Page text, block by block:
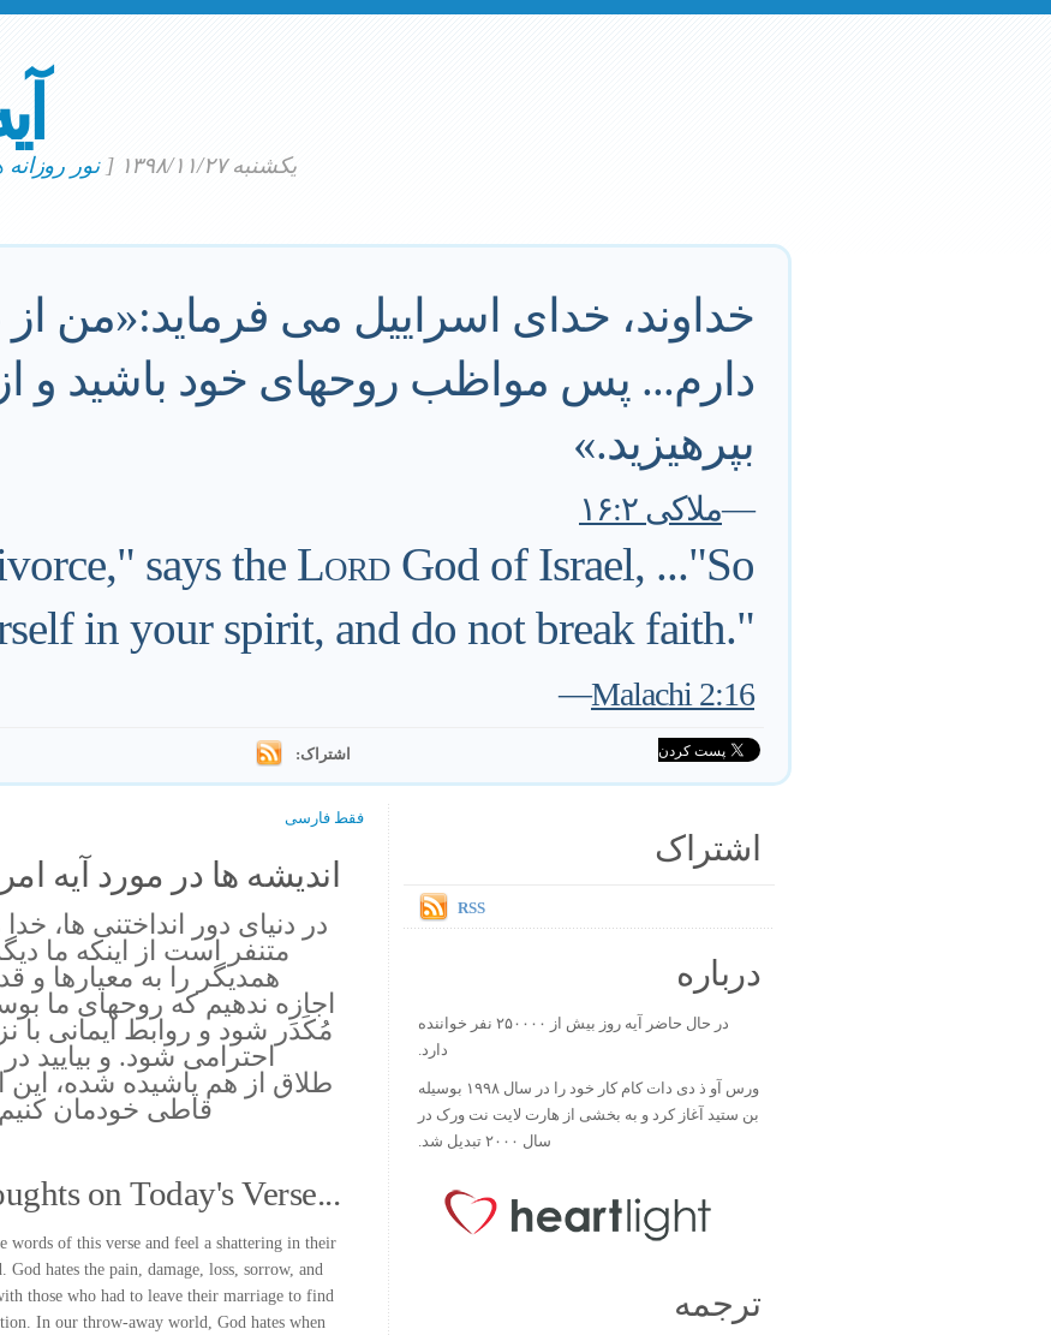
یکشنبه ۱۳۹۸/۱۱/۲۷ [نور
خداوند، خدای اسراییل می فرماید:«من
دارم... پس مواظب روحهای خود باشید و
بپرهیزید.»
—ملاکی ۱۶:۲
says theLordGod of Israel, ..."So
in your spirit, and do not break faith."
—Malachi 2:16
اشتراک:
فقط فارسی
اندیشه ها در مورد آیه
در دنیای دور انداختنی ها،
متنفر است از اینکه ما
همدیگر را به معیارها
اجازه ندهیم که روحهای ما
مُکَدَر شود و روابط ایمانی
احترامی شود. و بیایید
طلاق از هم پاشیده شده، این
قاطی خودمان کنیم
on Today's Verse...
words of this verse and feel a shattering in their
God hates the pain, damage, loss, sorrow, and
those who had to leave their marriage to find
In our throw-away world, God hates when
اشتراک
RSS
درباره
در حال حاضر آیه روز بیش از ۲۵۰۰۰۰ نفر خواننده
دارد.
ورس آو ذ دی دات کام کار خود را در سال ۱۹۹۸ بوسیله
بن ستید آغاز کرد و به بخشی از هارت لایت نت ورک در
سال ۲۰۰۰ تبدیل شد.
ترجمه